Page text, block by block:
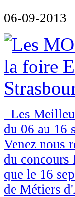
06-09-2013
Les
du 06 au 16
Venez nous
du concours
que le 16
de Métiers